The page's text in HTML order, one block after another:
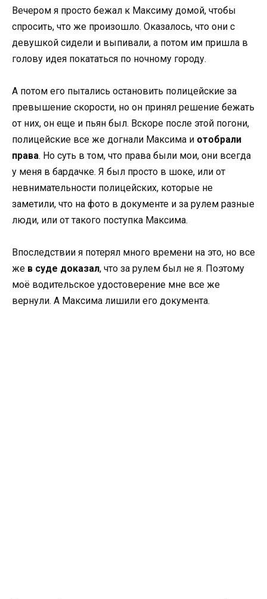
Вечером я просто бежал к Максиму домой, чтобы
спросить, что же произошло. Оказалось, что они с
девушкой сидели и выпивали, а потом им пришла в
голову идея покататься по ночному городу.
А потом его пытались остановить полицейские за
превышение скорости, но он принял решение бежать
от них, он еще и пьян был. Вскоре после этой погони,
полицейские все же догнали Максима и отобрали
права. Но суть в том, что права были мои, они всегда
у меня в бардачке. Я был просто в шоке, или от
невнимательности полицейских, которые не
заметили, что на фото в документе и за рулем разные
люди, или от такого поступка Максима.
Впоследствии я потерял много времени на это, но все
же в суде доказал, что за рулем был не я. Поэтому
моё водительское удостоверение мне все же
вернули. А Максима лишили его документа.